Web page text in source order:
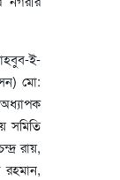
ই-
মো:
সমিতি
রায়,